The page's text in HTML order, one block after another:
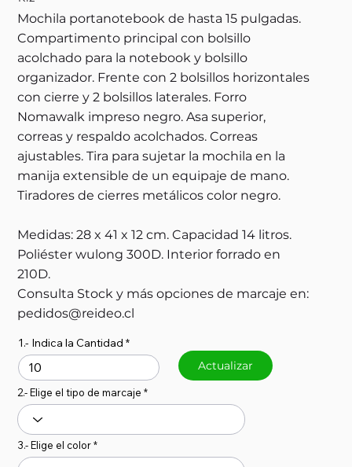
Mochila portanotebook de hasta 15 pulgadas.
Compartimento principal con bolsillo
acolchado para la notebook y bolsillo
organizador. Frente con 2 bolsillos horizontales
con cierre y 2 bolsillos laterales. Forro
Nomawalk impreso negro. Asa superior,
correas y respaldo acolchados. Correas
ajustables. Tira para sujetar la mochila en la
manija extensible de un equipaje de mano.
Tiradores de cierres metálicos color negro.
Medidas: 28 x 41 x 12 cm. Capacidad 14 litros.
Poliéster wulong 300D. Interior forrado en
210D.
Consulta Stock y más opciones de marcaje en:
pedidos@reideo.cl
1.- Indica la Cantidad
Actualizar
2.- Elige el tipo de marcaje
3.- Elige el color